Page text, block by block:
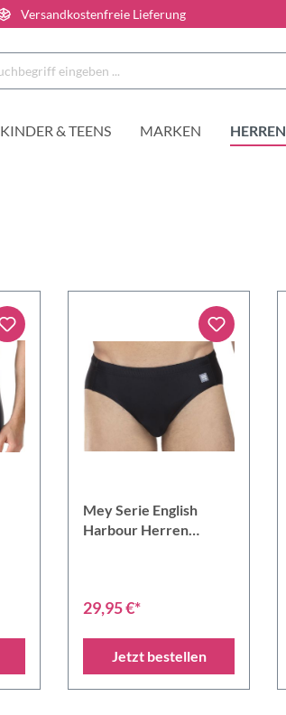
Versandkostenfreie Lieferung
KINDER & TEENS MARKEN HERREN
Mey Serie English
Harbour Herren
29,95 €*
Jetzt bestellen